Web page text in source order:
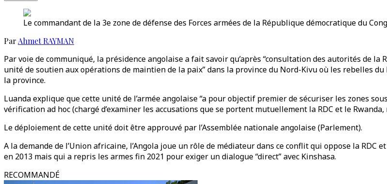
Le commandant de la 3e zone de défense des Forces armées de la République démocratique du
Par Ahmet RAYMAN
Par voie de communiqué, la présidence angolaise a fait savoir qu’après “consultation des autorités de
unité de soutien aux opérations de maintien de la paix” dans la province du Nord-Kivu où les rebelles
la province.
Luanda explique que cette unité de l’armée angolaise “a pour objectif premier de sécuriser les zones
vérification ad hoc (chargé d’examiner les accusations que se portent mutuellement la RDC et le Rwanda,
Le déploiement de cette unité doit être approuvé par l’Assemblée nationale angolaise (Parlement).
A la demande de l’Union africaine, l’Angola joue un rôle de médiateur dans ce conflit qui oppose la
en 2013 mais qui a repris les armes fin 2021 pour exiger un dialogue “direct” avec Kinshasa.
RECOMMANDÉ